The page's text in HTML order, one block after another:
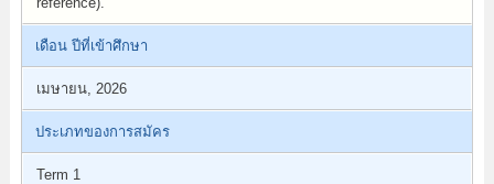
เดือน ปีที่เข้าศึกษา
เมษายน, 2026
ประเภทของการสมัคร
Term 1